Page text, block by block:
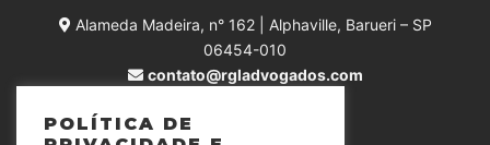
Alameda Madeira, n° 162 | Alphaville, Barueri – SP
06454-010
contato@rgladvogados.com
POLÍTICA DE